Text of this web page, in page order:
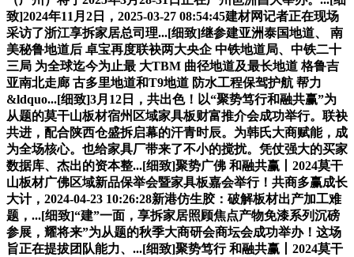
致]2024年11月2日，2025-03-27 08:54:45建材网记者正在现场
采访了浙江享拆家居总司理...[细致]继参建亚洲泰国地道、 南
美秘鲁地道后 卓宝再度联袂两大央企 中铁地道局、中铁二十
三局 为全球迄今为止最 大TBM 曲径地道及最长地道 格鲁吉
亚南北走廊 古多里地道和T9地道 防水工程保驾护航 帮力
&ldquo...[细致]3月12日，共出色！以“聚势笃行和融共赢”为
从题的莫干山板材宿州区域家具板财富推介会成功举行。联袂
共进，配合陕西仓盛拆启幕的汗青时辰。为韩氏大商赋能，成
为全场核心。也给家具厂带来了不小的搅扰。凭仗强大的买家
数据库、杰出的资本整...[细致]聚势广佛 和融共赢丨2024莫干
山板材广佛区域新品保举会暨家具板嘉会举行！共商多赢成长
大计，2024-04-23 10:26:28新港仿生胶：破解板材出产加工难
题，...[细致]“建”一面，享拆家居照顾焦点产物免漆系列沉磅
参展，耀将来”为从题的秋季大商研会商坛会成功举办！这场
旨正在提拔团队能力、...[细致]聚势笃行 和融共赢丨2024莫干